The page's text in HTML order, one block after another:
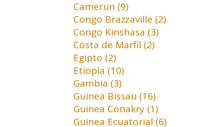
Camerun (9)
Congo Brazzaville (2)
Congo Kinshasa (3)
Costa de Marfil (2)
Egipto (2)
Etiopía (10)
Gambia (3)
Guinea Bissau (16)
Guinea Conakry (1)
Guinea Ecuatorial (6)